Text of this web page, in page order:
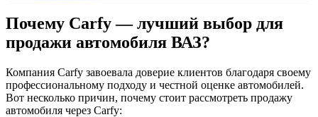
Почему Carfy — лучший выбор для
продажи автомобиля ВАЗ?
Компания Carfy завоевала доверие клиентов благодаря своему
профессиональному подходу и честной оценке автомобилей.
Вот несколько причин, почему стоит рассмотреть продажу
автомобиля через Carfy: